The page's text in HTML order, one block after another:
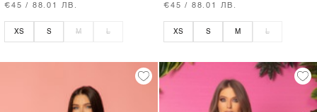
€45 / 88.01 ЛВ.
XS S M L
€45 / 88.01 ЛВ.
XS S M L